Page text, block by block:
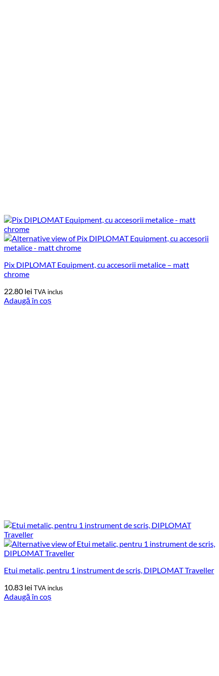
Pix DIPLOMAT Equipment, cu accesorii metalice – matt
chrome
22.80 lei TVA inclus
Adaugă în coș
Etui metalic, pentru 1 instrument de scris, DIPLOMAT Traveller
10.83 lei TVA inclus
Adaugă în coș